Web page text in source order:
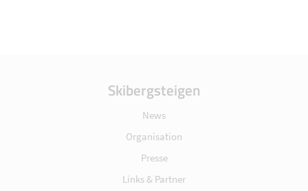
Skibergsteigen
News
Organisation
Presse
Links & Partner